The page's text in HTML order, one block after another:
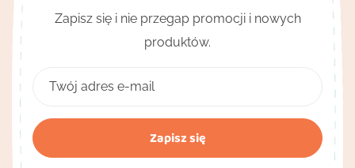
Zapisz się i nie przegap promocji i nowych
produktów.